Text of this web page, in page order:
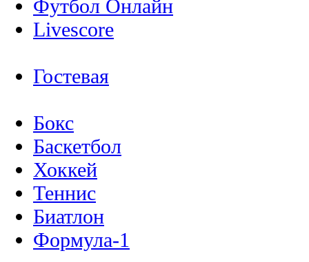
Футбол Онлайн
Livescore
Гостевая
Бокс
Баскетбол
Хоккей
Теннис
Биатлон
Формула-1